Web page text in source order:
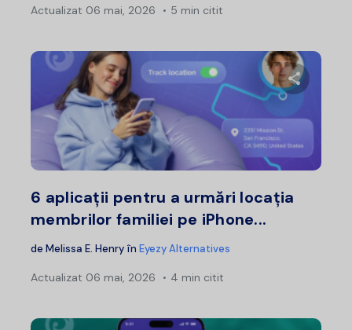
Actualizat 06 mai, 2026 5 min citit
6 aplicații pentru a urmări locația
membrilor familiei pe iPhone...
de Melissa E. Henry în Eyezy Alternatives
Actualizat 06 mai, 2026 4 min citit